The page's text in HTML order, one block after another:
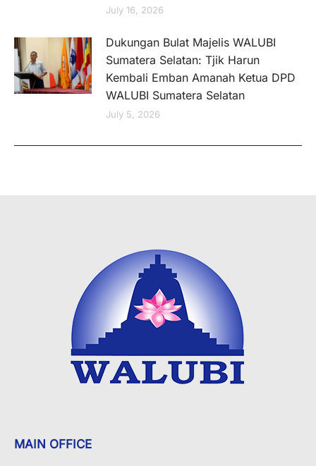
July 16, 2026
Dukungan Bulat Majelis WALUBI
Sumatera Selatan: Tjik Harun
Kembali Emban Amanah Ketua DPD
WALUBI Sumatera Selatan
July 5, 2026
MAIN OFFICE